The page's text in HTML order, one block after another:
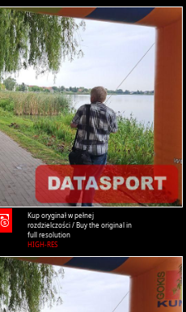
Kup oryginał w pełnej
rozdzielczości / Buy the original in
full resolution
HIGH-RES